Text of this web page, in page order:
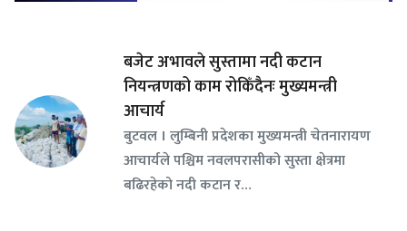
बजेट अभावले सुस्तामा नदी कटान
नियन्त्रणको काम रोकिँदैनः मुख्यमन्त्री
आचार्य
बुटवल । लुम्बिनी प्रदेशका मुख्यमन्त्री चेतनारायण
आचार्यले पश्चिम नवलपरासीको सुस्ता क्षेत्रमा
बढिरहेको नदी कटान र…